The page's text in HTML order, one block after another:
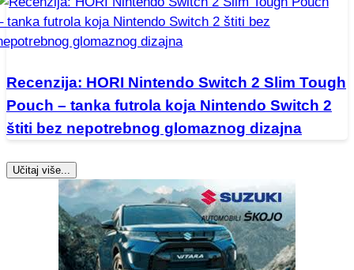
Recenzija: HORI Nintendo Switch 2 Slim Tough
Pouch – tanka futrola koja Nintendo Switch 2
štiti bez nepotrebnog glomaznog dizajna
Učitaj više...